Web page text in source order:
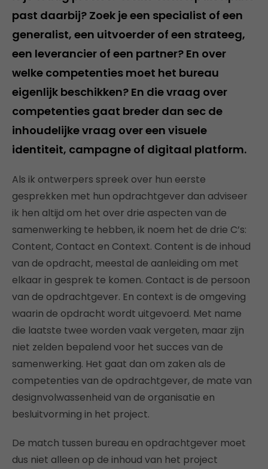
past daarbij? Zoek je een specialist of een
generalist, een uitvoerder of een strateeg,
een leverancier of een partner? En over
welke competenties moet het bureau
eigenlijk beschikken? En die vraag over
competenties gaat breder dan sec de
inhoudelijke vraag over een visuele
identiteit, campagne of digitaal platform.
Als ik ontwerpers spreek over hun eerste
gesprekken met hun opdrachtgever dan adviseer
ik hen altijd om het over drie aspecten van de
samenwerking te hebben, ik noem het de drie C’s:
Content, Contact en Context. Content is de inhoud
van de opdracht, meestal de aanleiding om met
elkaar in gesprek te komen. Contact is de persoon
van de opdrachtgever. En context is de omgeving
waarin de opdracht wordt uitgevoerd. Met name
die laatste twee worden vaak vergeten, maar zijn
niet zelden bepalend voor het succes van de
samenwerking. Het gaat dan om zaken als de
competenties van de opdrachtgever, de mate van
designvolwassenheid van de organisatie en
besluitvorming in het project.
De match tussen bureau en opdrachtgever moet
dus niet alleen op de inhoud van het project